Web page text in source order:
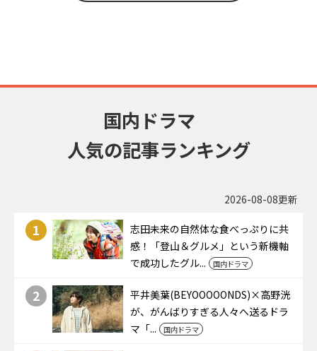
国内ドラマ
人気の記事ランキング
2026-08-08更新
1
志田未来の自然体な食べっぷりに共
感！「登山＆グルメ」という新機軸
で成功したグル...
国内ドラマ
2
平井美葉(BEYOOOOONDS)×高野洸
が、がんばりすぎる人々へ送るドラ
マ「...
国内ドラマ